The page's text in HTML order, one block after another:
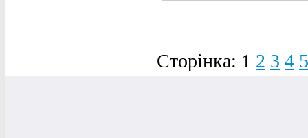
Сторінка: 1 2 3 4 5